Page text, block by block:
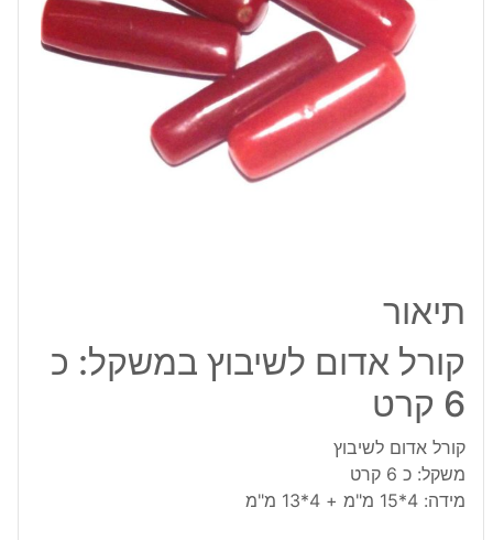
קרט
תיאור
קורל אדום לשיבוץ במשקל: כ
6 קרט
קורל אדום לשיבוץ
משקל: כ 6 קרט
מידה: 4*15 מ"מ + 4*13 מ"מ